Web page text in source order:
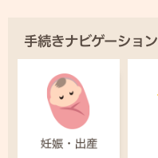
手続きナビゲーション